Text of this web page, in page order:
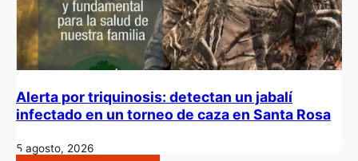
Alerta por triquinosis: detectan un jabalí
infectado en un torneo de caza en Santa Rosa
5 agosto, 2026